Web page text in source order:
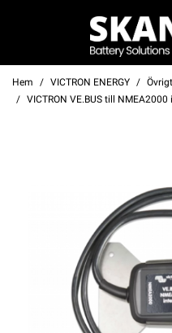
Hem VICTRON ENERGY Övrigt
VICTRON VE.BUS till NMEA2000